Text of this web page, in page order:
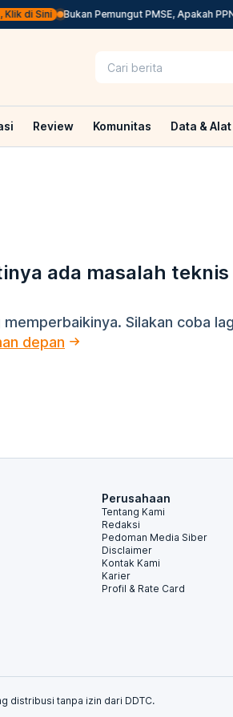
di Sini Bukan Pemungut PMSE, Apakah
Review Komunitas Data & Alat
ada masalah
Silakan coba
depan
Perusahaan
Tentang Kami
Redaksi
Pedoman Media Siber
Disclaimer
Kontak Kami
Karier
Profil & Rate Card
distribusi tanpa izin dari DDTC.